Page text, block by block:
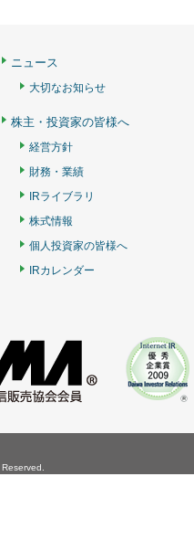
ニュース
大切なお知らせ
株主・投資家の皆様へ
経営方針
財務・業績
IRライブラリ
株式情報
個人投資家の皆様へ
IRカレンダー